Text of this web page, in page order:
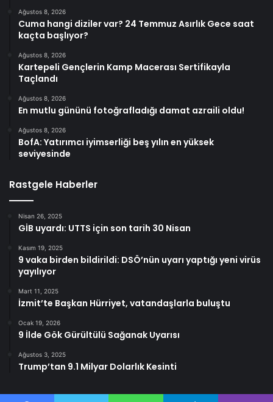
Ağustos 8, 2026
Cuma hangi diziler var? 24 Temmuz Asırlık Gece saat
kaçta başlıyor?
Ağustos 8, 2026
Kartepeli Gençlerin Kamp Macerası Sertifikayla
Taçlandı
Ağustos 8, 2026
En mutlu gününü fotoğrafladığı damat azraili oldu!
Ağustos 8, 2026
BofA: Yatırımcı iyimserliği beş yılın en yüksek
seviyesinde
Rastgele Haberler
Nisan 26, 2025
GİB uyardı: UTTS için son tarih 30 Nisan
Kasım 19, 2025
9 vaka birden bildirildi: DSÖ’nün uyarı yaptığı yeni virüs
yayılıyor
Mart 11, 2025
İzmit’te Başkan Hürriyet, vatandaşlarla buluştu
Ocak 19, 2026
9 İlde Gök Gürültülü Sağanak Uyarısı
Ağustos 3, 2025
Trump’tan 9.1 Milyar Dolarlık Kesinti